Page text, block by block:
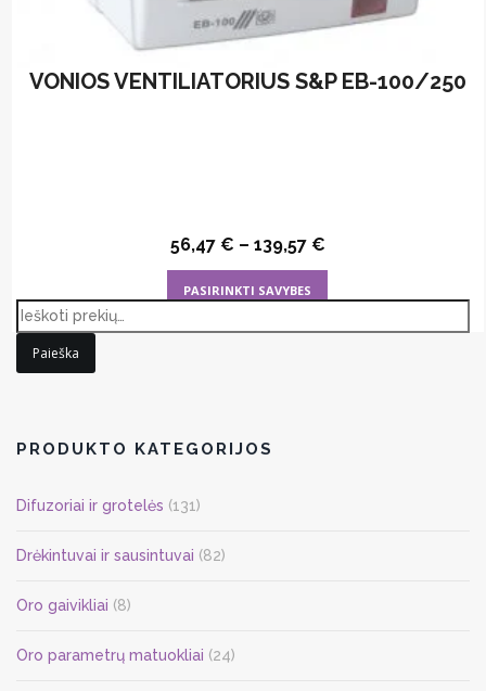
VONIOS VENTILIATORIUS S&P EB-100/250
56,47 € – 139,57 €
PASIRINKTI SAVYBES
has
Paieška
PRODUKTO KATEGORIJOS
Difuzoriai ir grotelės (131)
Drėkintuvai ir sausintuvai (82)
Oro gaivikliai (8)
Oro parametrų matuokliai (24)